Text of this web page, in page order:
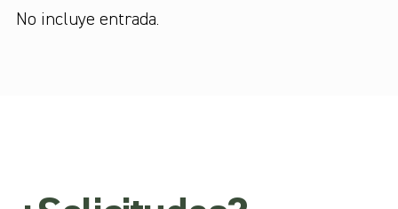
No incluye entrada.